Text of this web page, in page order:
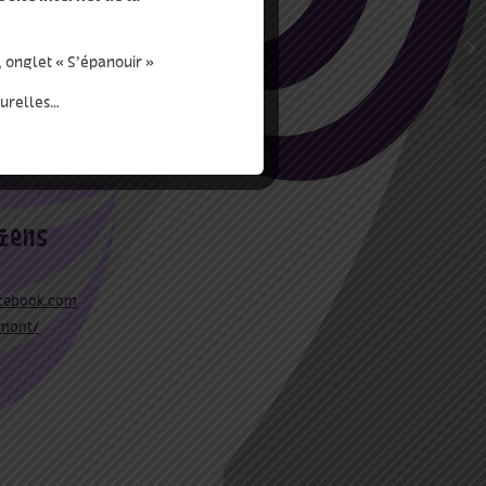
21 février à
onglet « S’épanouir »